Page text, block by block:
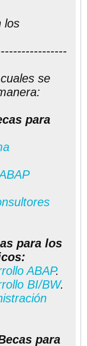
los
se
para
para los
ABAP.
BI/BW.
para